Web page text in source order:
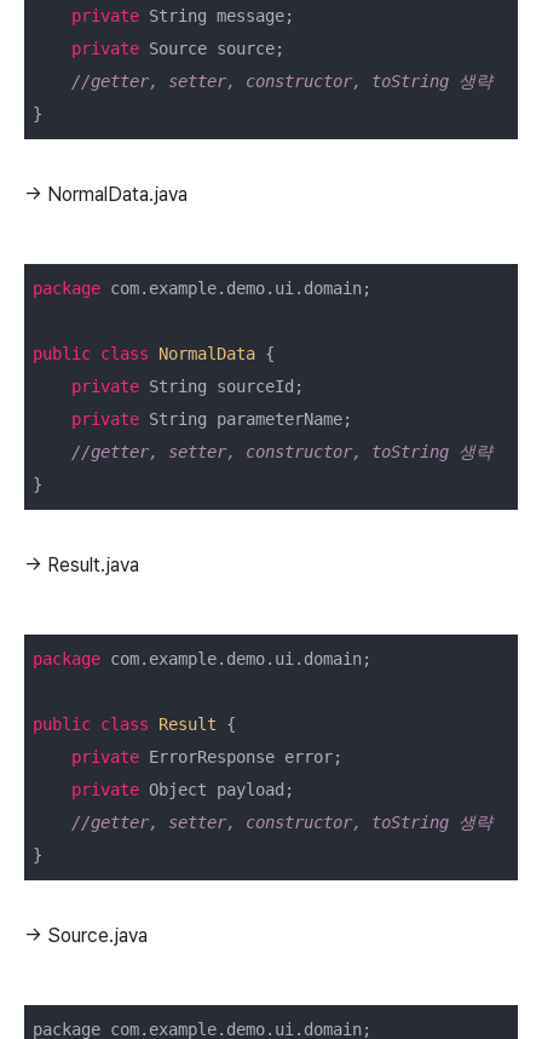
private String message;
private Source source;
//getter, setter, constructor, toString 생략
}
→ NormalData.java
package com.example.demo.ui.domain;
public class NormalData {
private String sourceId;
private String parameterName;
//getter, setter, constructor, toString 생략
}
→ Result.java
package com.example.demo.ui.domain;
public class Result
{
private ErrorResponse error;
private Object payload;
//getter, setter, constructor, toString 생략
}
→ Source.java
package com.example.demo.ui.domain;